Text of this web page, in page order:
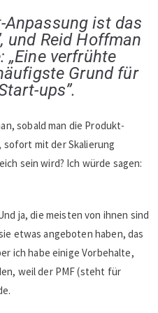
Anpassung ist das
und Reid Hoffman
„Eine verfrühte
Grund für
ups”.
sobald man die Produkt-
mit der Skalierung
sein wird? Ich würde sagen:
ja, die meisten von ihnen sind
etwas angeboten haben, das
ich habe einige Vorbehalte,
weil der PMF (steht für